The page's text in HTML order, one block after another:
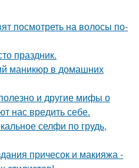
посмотреть на волосы по-
праздник.
маникюр в домашних
и другие мифы о
нас вредить себе.
селфи по грудь,
причесок и макияжа -